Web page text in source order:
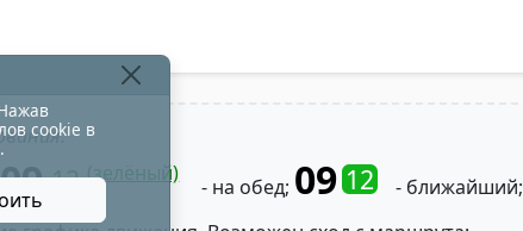
09 12(зелёный)
- на обед; 09 12 - ближайший;
cookie в
.